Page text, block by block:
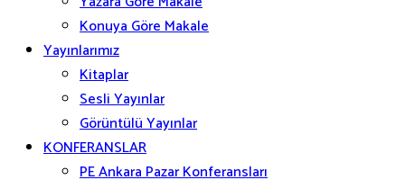
Konuya Göre Makale
Yayınlarımız
Kitaplar
Sesli Yayınlar
Görüntülü Yayınlar
KONFERANSLAR
PE Ankara Pazar Konferansları